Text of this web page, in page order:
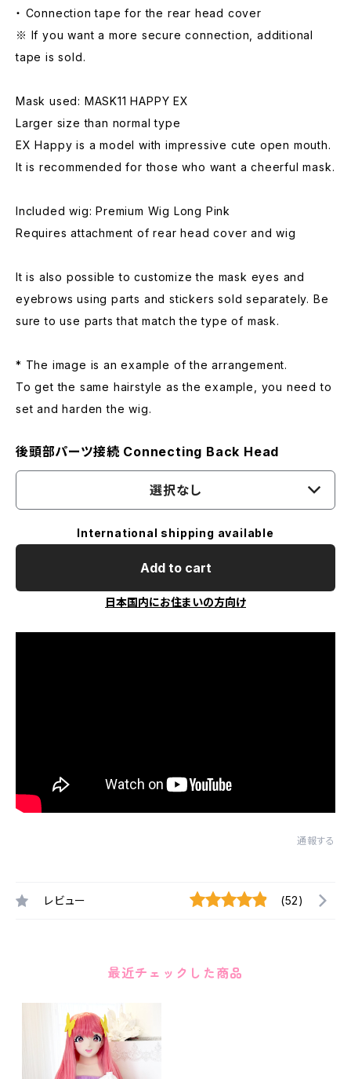
・ Connection tape for the rear head cover
※ If you want a more secure connection, additional
tape is sold.
Mask used: MASK11 HAPPY EX
Larger size than normal type
EX Happy is a model with impressive cute open mouth.
It is recommended for those who want a cheerful mask.
Included wig: Premium Wig Long Pink
Requires attachment of rear head cover and wig
It is also possible to customize the mask eyes and
eyebrows using parts and stickers sold separately. Be
sure to use parts that match the type of mask.
* The image is an example of the arrangement.
To get the same hairstyle as the example, you need to
set and harden the wig.
後頭部パーツ接続 Connecting Back Head
選択なし
International shipping available
Add to cart
日本国内にお住まいの方向け
通報する
レビュー (52)
最近チェックした商品